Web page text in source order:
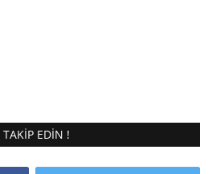
EDIN !